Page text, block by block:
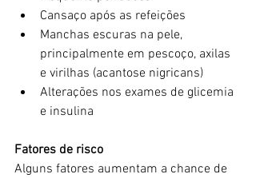
Cansaço após as refeições
Manchas escuras na pele,
principalmente em pescoço, axilas
e virilhas (acantose nigricans)
Alterações nos exames de glicemia
e insulina
Fatores de risco
Alguns fatores aumentam a chance de